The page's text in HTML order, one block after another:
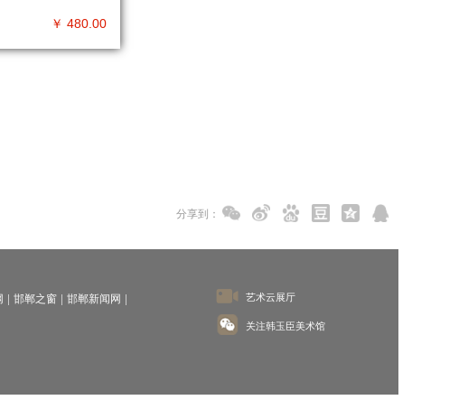
￥ 480.00
分享到：
邯郸之窗 邯郸新闻网
关注韩玉臣美术馆
艺术云展厅